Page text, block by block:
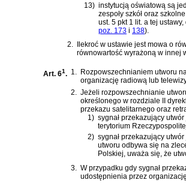
13) instytucją oświatową są
zespoły szkół oraz
ust. 5 pkt 1 lit. a tej
poz. 173 i 138)
2.
Ilekroć w ustawie jest mowa o
równowartość wyrażoną w innej
Art. 61. 1. Rozpowszechnianiem utworu
organizację radiową lub
2. Jeżeli rozpowszechnianie
określonego w rozdziale II
przekazu satelitarnego oraz
1) sygnał przekazujący
terytorium
2) sygnał przekazujący
utworu odbywa się na
Polskiej, uważa się, że
3.
W przypadku gdy sygnał
udostępnienia przez